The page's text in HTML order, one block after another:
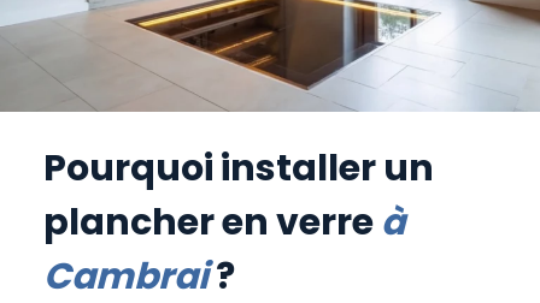
Pourquoi installer un
plancher en verreà
Cambrai?